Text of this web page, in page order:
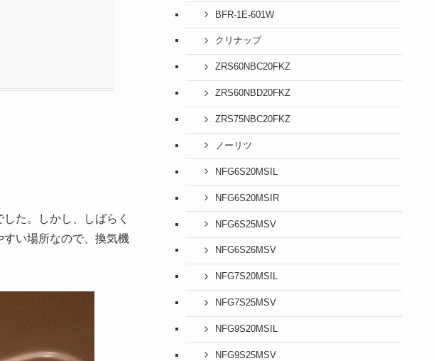
た。しかし、しばらく
い場所なので、換気機
BFR-1E-601W
クリナップ
ZRS60NBC20FKZ
ZRS60NBD20FKZ
ZRS75NBC20FKZ
ノーリツ
NFG6S20MSIL
NFG6S20MSIR
NFG6S25MSV
NFG6S26MSV
NFG7S20MSIL
NFG7S25MSV
NFG9S20MSIL
NFG9S25MSV